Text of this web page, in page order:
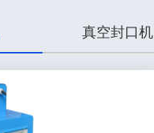
真空封口机